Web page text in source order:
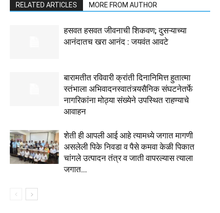
RELATED ARTICLES MORE FROM AUTHOR
हसवत हसवत जीवनाची शिकवण; दुसऱ्याच्या
आनंदातच खरा आनंद : जयवंत आवटे
बारामतीत रविवारी क्रांती दिनानिमित्त हुतात्मा
स्तंभाला अभिवादनस्वातंत्र्यसैनिक संघटनेतर्फे
नागरिकांना मोठ्या संख्येने उपस्थित राहण्याचे
आवाहन
शेती ही आपली आई आहे त्यामध्ये जगात मागणी
असलेली पिके निवडा व पैसे कमवा केळी पिकात
चांगले उत्पादन तंत्र व जाती वापरल्यास त्याला
जगात...